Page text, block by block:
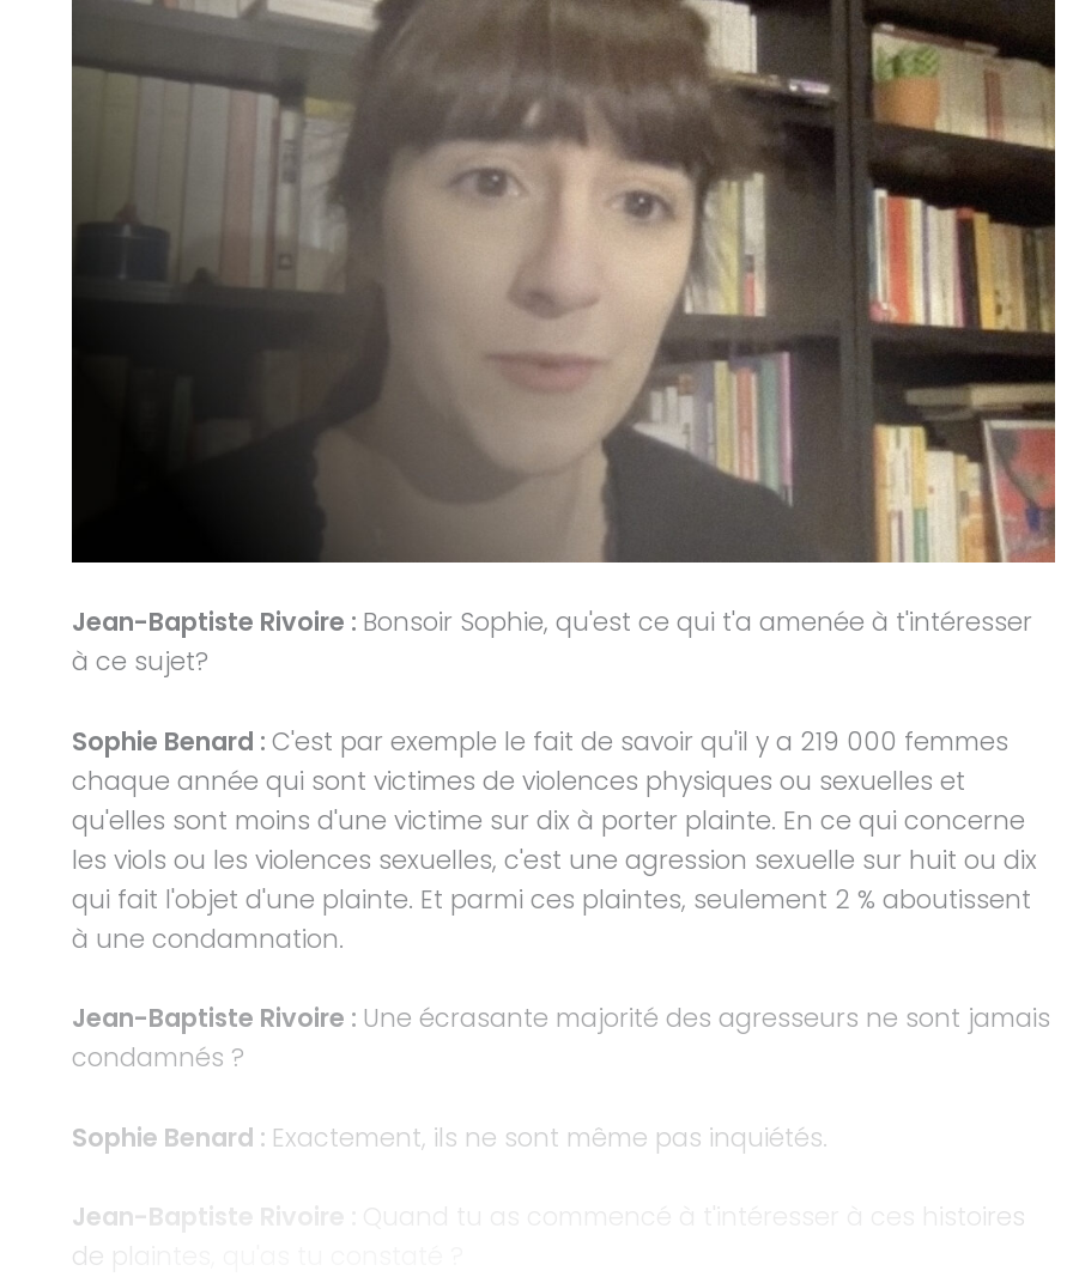
Jean-Baptiste Rivoire : Bonsoir Sophie, qu'est ce qui t'a amenée à t'intéresser
à ce sujet?
Sophie Benard : C'est par exemple le fait de savoir qu'il y a 219 000 femmes
chaque année qui sont victimes de violences physiques ou sexuelles et
qu'elles sont moins d'une victime sur dix à porter plainte. En ce qui concerne
les viols ou les violences sexuelles, c'est une agression sexuelle sur huit ou dix
qui fait l'objet d'une plainte. Et parmi ces plaintes, seulement 2 % aboutissent
à une condamnation.
Jean-Baptiste Rivoire : Une écrasante majorité des agresseurs ne sont jamais
condamnés ?
Sophie Benard : Exactement, ils ne sont même pas inquiétés.
Jean-Baptiste Rivoire :
Quand tu as commencé à t'intéresser à ces histoires
de plaintes, qu'as tu constaté ?